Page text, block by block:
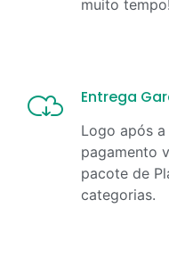
muito tempo!
Entrega
Logo após
pagamento
pacote de
categorias.